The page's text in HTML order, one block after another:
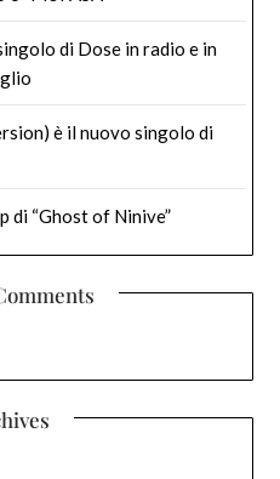
di Dose in radio e in
è il nuovo singolo di
di “Ghost of Ninive”